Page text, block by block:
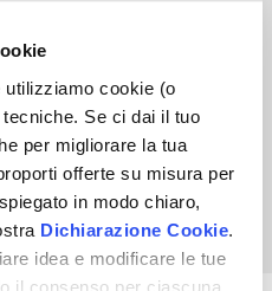
utilizziamo cookie (o
Se ci dai il tuo
per migliorare la tua
offerte su misura per
in modo chiaro,
Dichiarazione Cookie.
idea e modificare le tue
il consenso per ciascuna
ASTA